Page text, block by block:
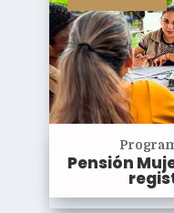
Pensión